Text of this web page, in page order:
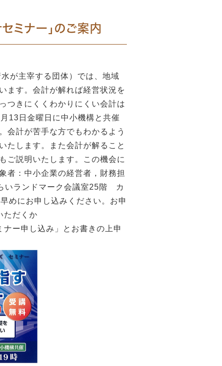
ミナー」のご案内
が主宰する団体）では、地域
ます。会計が解れば経営状況を
つきにくくわかりにくい会計は
13日金曜日に中小機構と共催
会計が苦手な方でもわかるよう
たします。また会計が解ること
ご説明いたします。この機会に
者：中小企業の経営者，財務担
いランドマーク会議室25階 カ
めにお申し込みください。お申
でお送りいただくか
ー申し込み」とお書きの上申